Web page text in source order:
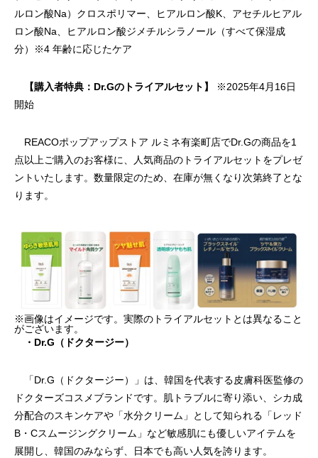
ルロン酸Na）クロスポリマー、ヒアルロン酸K、アセチルヒアル
ロン酸Na、ヒアルロン酸ジメチルシラノール（すべて保湿成
分）※4 年齢に応じたケア
【購入者特典：Dr.Gのトライアルセット】
※2025年4月16日
開始
REACOポップアップストア ルミネ有楽町店でDr.Gの商品を1
点以上ご購入のお客様に、人気商品のトライアルセットをプレゼ
ントいたします。数量限定のため、在庫が無くなり次第終了とな
ります。
※画像はイメージです。実際のトライアルセットとは異なること
がございます。
・Dr.G（ドクタージー）
「Dr.G（ドクタージー）」は、韓国を代表する皮膚科医監修の
ドクターズコスメブランドです。肌トラブルに寄り添い、シカ成
分配合のスキンケアや「水分クリーム」として知られる「レッド
B・Cスムージングクリーム」など敏感肌にも優しいアイテムを
展開し、韓国のみならず、日本でも高い人気を誇ります。